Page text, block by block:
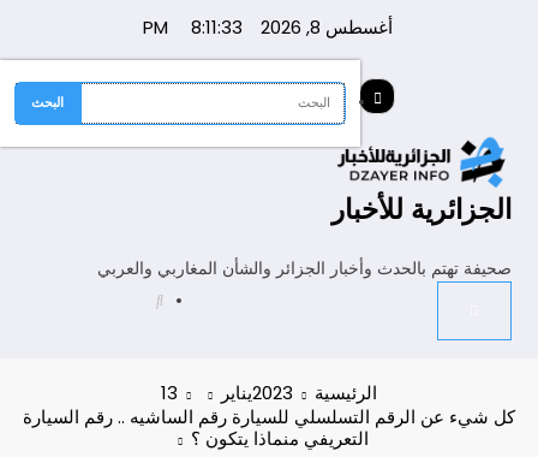
أغسطس 8, 2026 8:11:33 PM
الجزائرية للأخبار
صحيفة تهتم بالحدث وأخبار الجزائر والشأن المغاربي والعربي
الرئيسية 2023يناير
13
كل شيء عن الرقم التسلسلي للسيارة رقم الساشيه .. رقم السيارة
التعريفي منماذا يتكون ؟